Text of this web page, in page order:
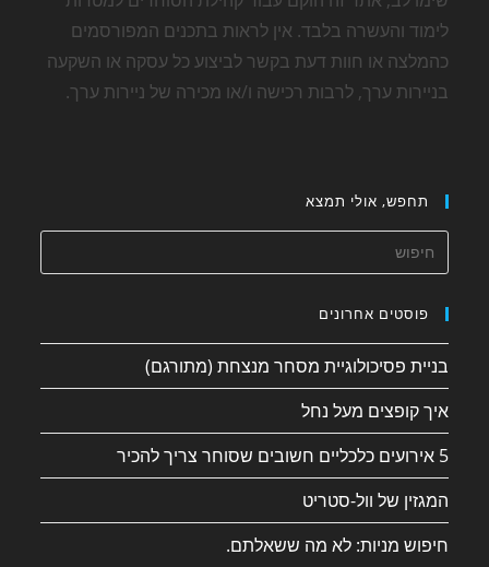
לימוד והעשרה בלבד. אין לראות בתכנים המפורסמים
כהמלצה או חוות דעת בקשר לביצוע כל עסקה או השקעה
בניירות ערך, לרבות רכישה ו/או מכירה של ניירות ערך.
תחפש, אולי תמצא
פוסטים אחרונים
בניית פסיכולוגיית מסחר מנצחת (מתורגם)
איך קופצים מעל נחל
5 אירועים כלכליים חשובים שסוחר צריך להכיר
המגזין של וול-סטריט
חיפוש מניות: לא מה ששאלתם.